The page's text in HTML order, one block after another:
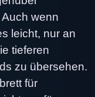
wenn
leicht, nur an
tieferen
zu übersehen.
für